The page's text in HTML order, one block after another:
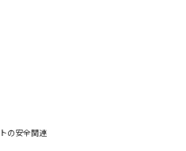
の安全関連